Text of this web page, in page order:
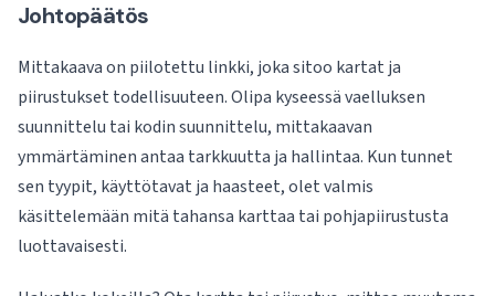
Johtopäätös
Mittakaava on piilotettu linkki, joka sitoo kartat ja
piirustukset todellisuuteen. Olipa kyseessä vaelluksen
suunnittelu tai kodin suunnittelu, mittakaavan
ymmärtäminen antaa tarkkuutta ja hallintaa. Kun tunnet
sen tyypit, käyttötavat ja haasteet, olet valmis
käsittelemään mitä tahansa karttaa tai pohjapiirustusta
luottavaisesti.